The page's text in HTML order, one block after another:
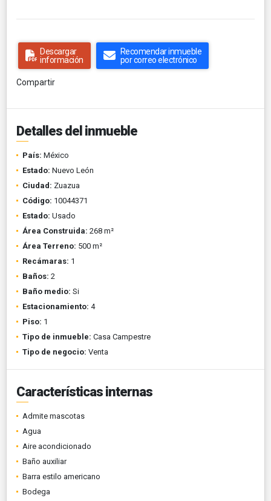
Descargar
información
Recomendar inmueble
por correo electrónico
Compartir
Detalles del inmueble
País: México
Estado: Nuevo León
Ciudad: Zuazua
Código: 10044371
Estado: Usado
Área Construida: 268 m²
Área Terreno: 500 m²
Recámaras: 1
Baños: 2
Baño medio: Si
Estacionamiento: 4
Piso: 1
Tipo de inmueble: Casa Campestre
Tipo de negocio: Venta
Características internas
Admite mascotas
Agua
Aire acondicionado
Baño auxiliar
Barra estilo americano
Bodega